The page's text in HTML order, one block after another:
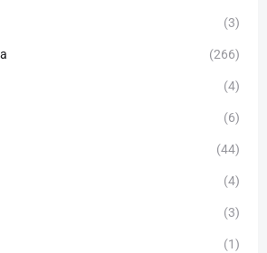
(3)
(266)
(4)
(6)
(44)
(4)
(3)
(1)